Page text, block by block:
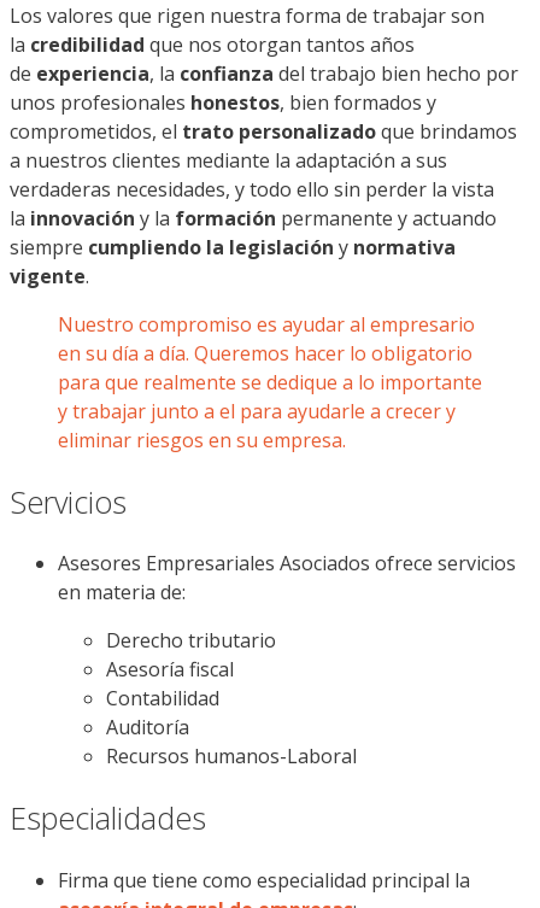
Los valores que rigen nuestra forma de trabajar son
la credibilidad que nos otorgan tantos años
de experiencia, la confianza del trabajo bien hecho por
unos profesionales honestos, bien formados y
comprometidos, el trato personalizadoque brindamos
a nuestros clientes mediante la adaptación a sus
verdaderas necesidades, y todo ello sin perder la vista
la innovación y la formación permanente y actuando
siempre cumpliendo la legislación y normativa
vigente.
Nuestro compromiso es ayudar al empresario
en su día a día. Queremos hacer lo obligatorio
para que realmente se dedique a lo importante
y trabajar junto a el para ayudarle a crecer y
eliminar riesgos en su empresa.
Servicios
Asesores Empresariales Asociados ofrece servicios
en materia de:
Derecho tributario
Asesoría fiscal
Contabilidad
Auditoría
Recursos humanos-Laboral
Especialidades
Firma que tiene como especialidad principal la